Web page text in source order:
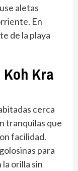
aletas
En
de la playa
Koh Kra
cerca
tranquilas que
facilidad.
para
orilla sin